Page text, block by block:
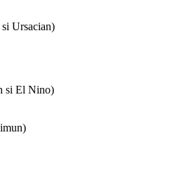
Ursacian)
si El Nino)